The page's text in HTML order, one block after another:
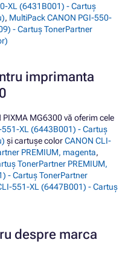
XL (6431B001) - Cartuș
, MultiPack CANON PGI-550-
- Cartuș TonerPartner
imprimanta
MG6300 vă oferim cele
551-XL (6443B001) - Cartuș
și cartușe colorCANON CLI-
PREMIUM, magenta,
TonerPartner PREMIUM,
- Cartuș TonerPartner
551-XL (6447B001) - Cartuș
despre marca